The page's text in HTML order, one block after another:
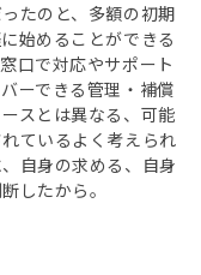
たのと、多額の初期
始めることができる
口で対応やサポート
ーできる管理・補償
スとは異なる、可能
ているよく考えられ
自身の求める、自身
したから。